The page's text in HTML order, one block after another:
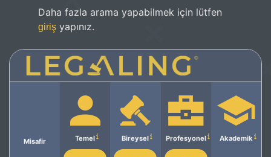
Daha fazla arama yapabilmek için lütfen
giriş yapınız.
Misafir Temel Bireysel Profesyonel Akademik